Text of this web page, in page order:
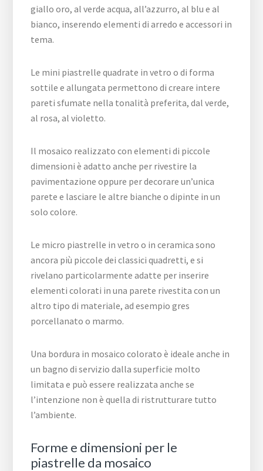
giallo oro, al verde acqua, all’azzurro, al blu e al
bianco, inserendo elementi di arredo e accessori in
tema.
Le mini piastrelle quadrate in vetro o di forma
sottile e allungata permettono di creare intere
pareti sfumate nella tonalità preferita, dal verde,
al rosa, al violetto.
Il mosaico realizzato con elementi di piccole
dimensioni è adatto anche per rivestire la
pavimentazione oppure per decorare un’unica
parete e lasciare le altre bianche o dipinte in un
solo colore.
Le micro piastrelle in vetro o in ceramica sono
ancora più piccole dei classici quadretti, e si
rivelano particolarmente adatte per inserire
elementi colorati in una parete rivestita con un
altro tipo di materiale, ad esempio gres
porcellanato o marmo.
Una bordura in mosaico colorato è ideale anche in
un bagno di servizio dalla superficie molto
limitata e può essere realizzata anche se
l’intenzione non è quella di ristrutturare tutto
l’ambiente.
Forme e dimensioni per le
piastrelle da mosaico